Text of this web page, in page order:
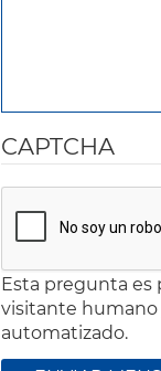
CAPTCHA
Esta pregunta es
visitante humano
automatizado.